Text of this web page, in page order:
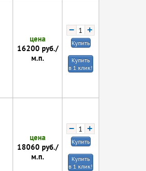
цена
16200 руб./
м.п.
− +
Купить
Купить
в 1 клик!
цена
18060 руб./
м.п.
− +
Купить
Купить
в 1 клик!